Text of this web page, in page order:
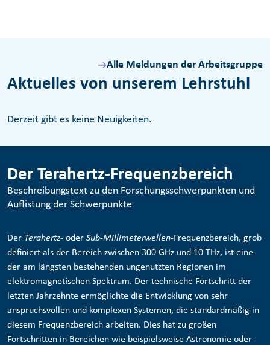
Aktuelles von unserem Lehrstuhl
Alle Meldungen der Arbeitsgruppe
Derzeit gibt es keine Neuigkeiten.
Der Terahertz-Frequenzbereich
Beschreibungstext zu den Forschungsschwerpunkten und
Auflistung der Schwerpunkte
Der Terahertz- oder Sub-Millimeterwellen-Frequenzbereich, grob
definiert als der Bereich zwischen 300 GHz und 10 THz, ist eine
der am längsten bestehenden ungenutzten Regionen im
elektromagnetischen Spektrum. Der technische Fortschritt der
letzten Jahrzehnte ermöglichte die Entwicklung von sehr
anspruchsvollen und komplexen Systemen, die standardmäßig in
diesem Frequenzbereich arbeiten. Dies hat zu großen
Fortschritten in Bereichen wie beispielsweise Astronomie oder